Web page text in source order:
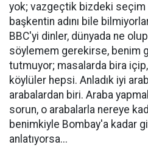
yok; vazgeçtik bizdeki seçim
başkentin adını bile
BBC'yi dinler, dünyada ne
söylemem gerekirse, benim
tutmuyor; masalarda bira
köylüler hepsi. Anladık iyi
arabalardan biri. Araba
sorun, o arabalarla nereye
benimkiyle Bombay'a kadar
anlatıyorsa...